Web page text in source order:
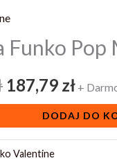
Funko Pop
Pierwotna
cena
wynosiła:
244,13 zł.
187,79 zł
cena
+
DODAJ DO
Valentine